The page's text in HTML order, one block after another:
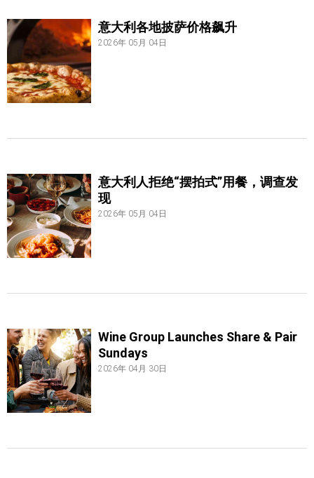
意大利各地披萨价格飙升
2026年 05月 04日
意大利人拒绝“摆拍式”用餐，调查发
现
2026年 05月 04日
Wine Group Launches Share & Pair
Sundays
2026年 04月 30日